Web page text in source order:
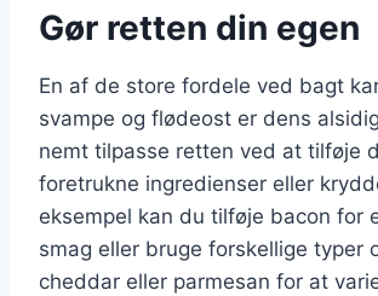
Gør retten din egen
En af de store fordele ved bagt
svampe og flødeost er dens
nemt tilpasse retten ved at tilføje
foretrukne ingredienser eller
eksempel kan du tilføje bacon for
smag eller bruge forskellige typer
cheddar eller parmesan for at